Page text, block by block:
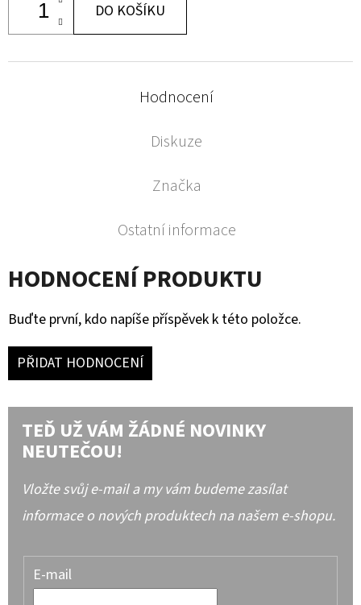
DO KOŠÍKU
Hodnocení
Diskuze
Značka
Ostatní informace
HODNOCENÍ PRODUKTU
Buďte první, kdo napíše příspěvek k této položce.
PŘIDAT HODNOCENÍ
TEĎ UŽ VÁM ŽÁDNÉ NOVINKY
NEUTEČOU!
Vložte svůj e-mail a my vám budeme zasílat
informace o nových produktech na našem e-shopu.
E-mail